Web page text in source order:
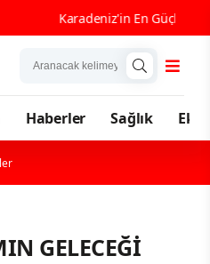
Karadeniz'in En Güçlü
Haberler Sağlık
GELECEĞİ